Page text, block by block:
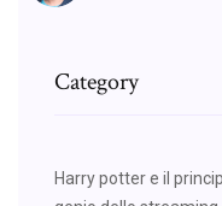
Category
Harry potter e il